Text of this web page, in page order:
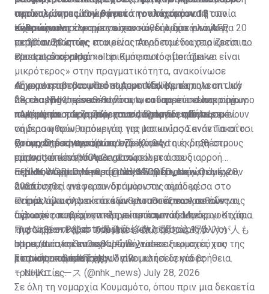
προκαλώντας τον θάνατο τουλάχιστον 13
ανθρώπων.
αυτό περίπου μία ώρα μετά τον σεισμό και η οποία
είχε ως αποτέλεσμα να σκοτωθούν δύο γυναίκες
περίπου 20 ετών.
αερίου, «σημειώθηκε μετά την απομάκρυνση των
πελατών και του προσωπικού», δήλωσε στο AFP
εκπρόσωπος της εταιρείας Aeon που διαχειρίζεται το
εμπορικό κέντρο.
Κάποιες πληροφορίες είχαν κάνει αρχικά λόγο για 20
με 30 ανθρώπους που είναι παγιδευμένοι στα ερείπια
του κτιρίου, αλλά «ο αριθμός αυτός μοιάζει να είναι
μικρότερος» στην πραγματικότητα, ανακοίνωσε
σήμερα η αστυνομία όπως μετέδωσε το τηλεοπτικό
δίκτυο NHK, προσθέτοντας ωστόσο ότι «είναι σίγουρο
πως κάποιοι εργαζόμενοι είναι παγιδευμένοι» εκεί.
Blast at shopping mall in Kumamoto after quake
An explosion occurred at Aeon Mall Kumamoto on July
28, causing the second floor to collapse and trapping
multiple people inside, according to fire officials.
For updates:https://t.co/bZpiKm94yl
pic.twitter.com/Yf0wGeglbw
— NHK WORLD News (@NHKWORLD_News)July 28,
2026
«Έχουν επιβεβαιωθεί σημαντικές ζημιές,
περιλαμβανομένων θυμάτων, καταρρεύσεων κτιρίων,
πυρκαγιών και ζημιών στους δρόμους», δήλωσε
σήμερα η πρωθυπουργός της Ιαπωνίας Σανάε Τακαΐτσι
στους δημοσιογράφους.
«Ακόμη και τώρα υπάρχουν άνθρωποι που περιμένουν
να διασωθούν, πρόκειται για μια κούρσα ενάντια στον
χρόνο. Θα συγκεντρώσουμε όλους τους διαθέσιμους
πόρους επί τόπου για να σώσουμε όσους
περισσότερους ανθρώπους είναι δυνατό», τόνισε.
Οι αρχές διερευνούν το ενδεχόμενο η έκρηξη στο
εμπορικό κέντρο Aeon να οφείλεται σε διαρροή
αερίου, σύμφωνα με τα μέσα ενημέρωσης. Οι
διασώστες ανέφεραν ότι μύρισαν αέριο μέσα στο
κτίριο, όμως τα αίτια εξακολουθούν να ερευνώνται,
δήλωσε ο κυβερνητικός εκπρόσωπος Μινόρου Κιχάρα.
Πυροσβέστες, αστυνομικοί και περίπου 170
στρατιωτικοί επικεντρώνονται σε περιοχές του
κτιρίου από όπου έχουν γίνει κλήσεις για βοήθεια.
Εξάλλου περισσότεροι από 4.500 στρατιώτες έχουν
αναπτυχθεί για να συνδράμουν τις ομάδες
αντιμετώπισης εκτάκτων καταστάσεων σε όλες τις
περιοχές που έχουν πληγεί από τον σεισμό.
Παράλληλα άλλοι επτά άνθρωποι εξακολουθούν να
αγνοούνται αφού κατέρρευσε καμινάδα σε εργοστάσιο
της Nippon Paper Industries, ενώ τέσσερις άλλοι
τραυματίστηκαν σοβαρά, δήλωσε αξιωματούχος της
τοπικής κυβέρνησης.
イオンモール熊本で爆発音 多数が閉じ込めか けが人も
https://t.co/cc3ru0syKJ#nhk_video
pic.twitter.com/KTraNyJ1mR
— NHKニュース (@nhk_news) July 28, 2026
Στα νοσοκομεία έχουν διακομιστεί δεκάδες
τραυματίες.
Σε όλη τη νομαρχία Κουμαμότο, όπου πριν μια δεκαετία